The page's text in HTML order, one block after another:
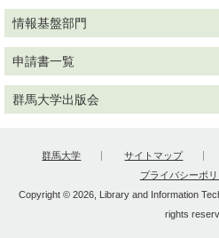
情報基盤部門
申請書一覧
群馬大学出版会
群馬大学 サイトマップ
プライバシーポ
Copyright © 2026, Library and Information
rights